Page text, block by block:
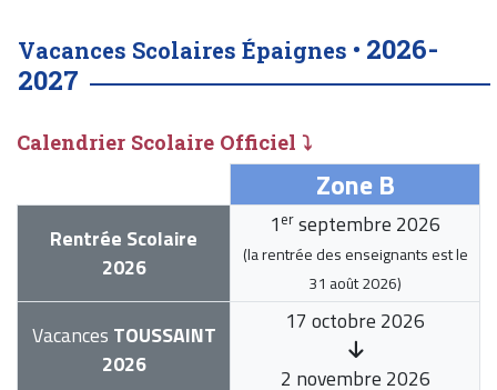
Vacances Scolaires Épaignes • 2026-
2027
Calendrier Scolaire Officiel ⤵
Zone B
Rentrée Scolaire
2026
1 er septembre 2026
(la rentrée des enseignants est le
31 août 2026)
Vacances TOUSSAINT
2026
17 octobre 2026
2 novembre 2026